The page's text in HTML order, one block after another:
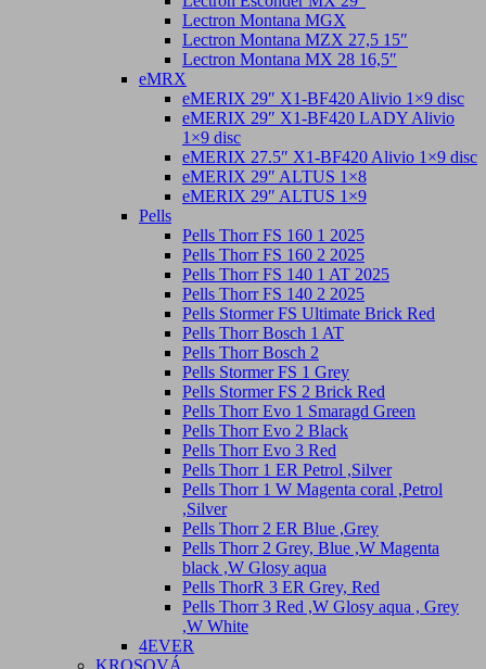
Lectron Montana MGX
Lectron Montana MZX 27,5 15″
Lectron Montana MX 28 16,5″
eMRX
eMERIX 29″ X1-BF420 Alivio 1×9 disc
eMERIX 29″ X1-BF420 LADY Alivio
1×9 disc
eMERIX 27.5″ X1-BF420 Alivio 1×9 disc
eMERIX 29″ ALTUS 1×8
eMERIX 29″ ALTUS 1×9
Pells
Pells Thorr FS 160 1 2025
Pells Thorr FS 160 2 2025
Pells Thorr FS 140 1 AT 2025
Pells Thorr FS 140 2 2025
Pells Stormer FS Ultimate Brick Red
Pells Thorr Bosch 1 AT
Pells Thorr Bosch 2
Pells Stormer FS 1 Grey
Pells Stormer FS 2 Brick Red
Pells Thorr Evo 1 Smaragd Green
Pells Thorr Evo 2 Black
Pells Thorr Evo 3 Red
Pells Thorr 1 ER Petrol ,Silver
Pells Thorr 1 W Magenta coral ,Petrol
,Silver
Pells Thorr 2 ER Blue ,Grey
Pells Thorr 2 Grey, Blue ,W Magenta
black ,W Glosy aqua
Pells ThorR 3 ER Grey, Red
Pells Thorr 3 Red ,W Glosy aqua , Grey
,W White
4EVER
KROSOVÁ